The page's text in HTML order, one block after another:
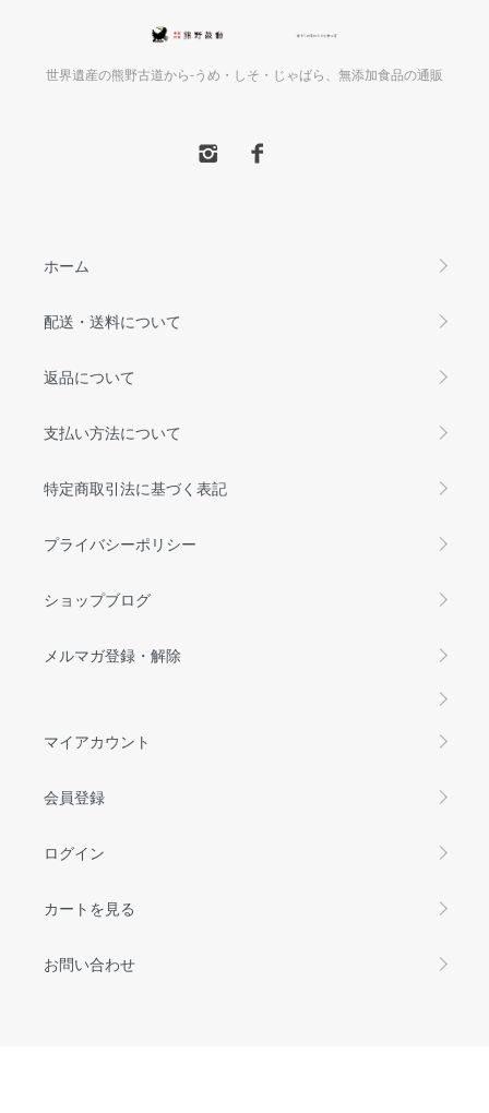
世界遺産の熊野古道から-うめ・しそ・じゃばら、無添加食品の通販
ホーム
配送・送料について
返品について
支払い方法について
特定商取引法に基づく表記
プライバシーポリシー
ショップブログ
メルマガ登録・解除
マイアカウント
会員登録
ログイン
カートを見る
お問い合わせ